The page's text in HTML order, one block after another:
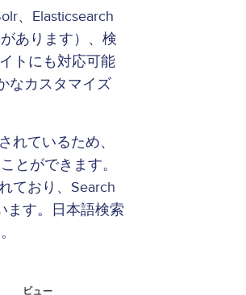
、Elasticsearch
あります）、検
トにも対応可能
なカスタマイズ
れているため、
とができます。
ており、Search
ます。日本語検索